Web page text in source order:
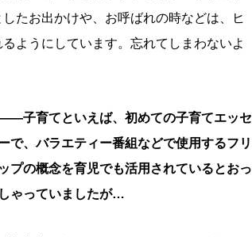
たお出かけや、お呼ばれの時などは、ヒ
ようにしています。忘れてしまわないよ
子育てといえば、初めての子育てエッセ
で、バラエティー番組などで使用するフリ
ップの概念を育児でも活用されているとおっ
しゃっていましたが…